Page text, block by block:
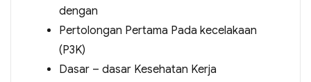
dengan
Pertolongan Pertama Pada kecelakaan
(P3K)
Dasar – dasar Kesehatan Kerja